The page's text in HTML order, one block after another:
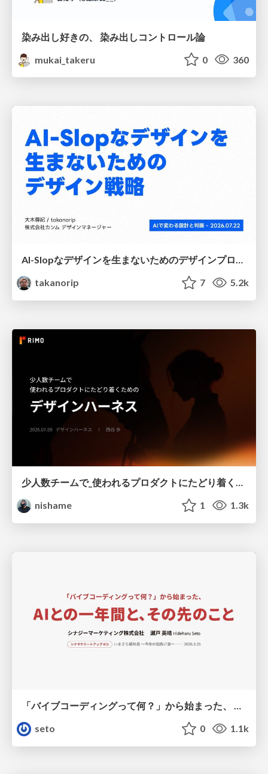
染み出し好きの、 染み出しコントロール論
mukai_takeru
0 360
AI-Slopなデザインを生まないためのデザインプロセス戦略
takanorip
7 5.2k
少人数チームで_使われるプロダクトにたどり着くための_デザインハーネス.pdf
nishame
1 1.3k
seto
0 1.1k